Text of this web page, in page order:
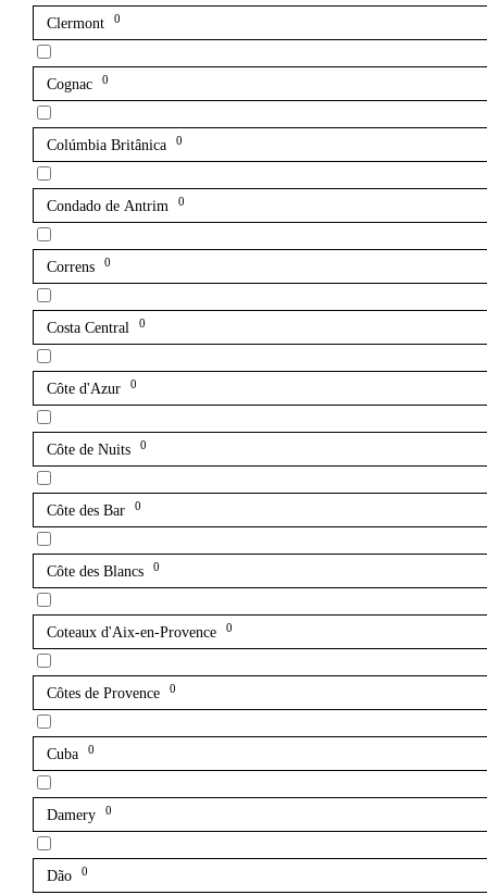
Clermont 0
Cognac 0
Colúmbia Britânica 0
Condado de Antrim 0
Correns 0
Costa Central 0
Côte d'Azur 0
Côte de Nuits 0
Côte des Bar 0
Côte des Blancs 0
Coteaux d'Aix-en-Provence 0
Côtes de Provence 0
Cuba 0
Damery 0
Dão 0